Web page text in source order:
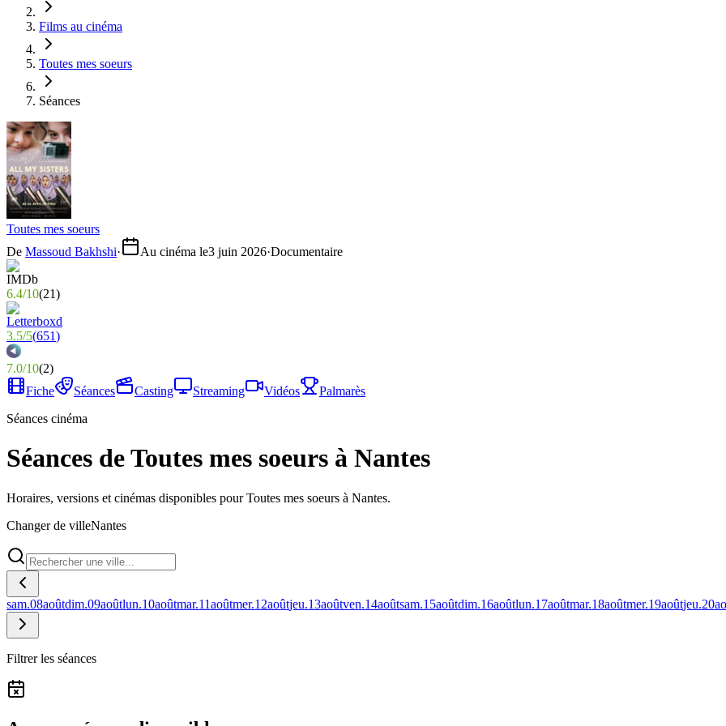
Films au cinéma
Toutes mes soeurs
Séances
Toutes mes soeurs
De Massoud Bakhshi· Au cinéma le3 juin 2026·Documentaire
6.4/10(21)
3.5/5(651)
7.0/10(2)
Fiche
Séances Casting Streaming Vidéos
Palmarès
Séances cinéma
Séances de Toutes mes soeurs à Nantes
Horaires, versions et cinémas disponibles pour Toutes mes soeurs à Nantes.
Changer de villeNantes
sam.08aoûtdim.09aoûtlun.10aoûtmar.11aoûtmer.12aoûtjeu.13aoûtven.14aoûtsam.15aoûtdim.16aoûtlun.17aoûtmar.18aoûtmer.19aoûtjeu.20
Filtrer les séances